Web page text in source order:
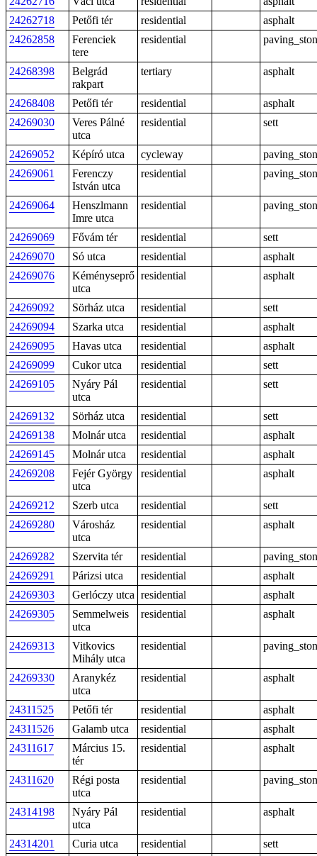
24262718
Petőfi tér residential
asphalt
24262858
Ferenciek
tere
residential
24268398
Belgrád
rakpart
tertiary asphalt
24268408 Petőfi tér residential
asphalt
24269030
Veres Pálné
utca
residential sett
24269052 Képíró utca cycleway
24269061
Ferenczy
István utca
residential
24269064
Henszlmann
Imre utca
residential
24269069 Fővám tér residential
sett
24269070
Só utca residential
asphalt
24269076
Kéményseprő
utca
residential asphalt
24269092 Sörház utca residential
sett
24269094
Szarka utca residential
asphalt
24269095
Havas utca residential
asphalt
24269099
Cukor utca residential
sett
24269105
Nyáry Pál
utca
residential sett
24269132 Sörház utca residential
sett
24269138
Molnár utca residential
asphalt
24269145
Molnár utca residential
asphalt
24269208
Fejér György
utca
residential asphalt
24269212 Szerb utca residential
sett
24269280
Városház
utca
residential asphalt
24269282 Szervita tér residential
24269291
Párizsi utca residential
asphalt
24269303
Gerlóczy utca residential
asphalt
24269305
Semmelweis
utca
residential asphalt
24269313
Vitkovics
Mihály utca
residential
24269330
Aranykéz
utca
residential asphalt
24311525 Petőfi tér residential
asphalt
24311526
Galamb utca residential
asphalt
24311617
Március 15.
tér
residential asphalt
24311620
Régi posta
utca
residential
24314198
Nyáry Pál
utca
residential asphalt
24314201 Curia utca residential
sett